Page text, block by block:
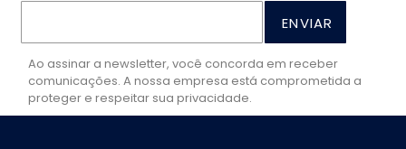
ENVIAR
Ao assinar a newsletter, você concorda em receber
comunicações. A nossa empresa está comprometida a
proteger e respeitar sua privacidade.